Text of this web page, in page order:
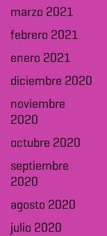
marzo 2021
febrero 2021
enero 2021
diciembre 2020
noviembre
2020
octubre 2020
septiembre
2020
agosto 2020
julio 2020